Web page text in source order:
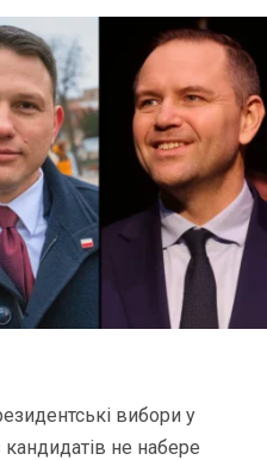
вибори у
не набере